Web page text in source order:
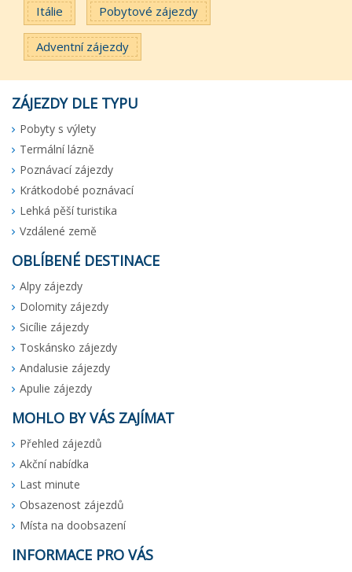
Itálie Pobytové zájezdy
Adventní zájezdy
ZÁJEZDY DLE TYPU
Pobyty s výlety
Termální lázně
Poznávací zájezdy
Krátkodobé poznávací
Lehká pěší turistika
Vzdálené země
OBLÍBENÉ DESTINACE
Alpy zájezdy
Dolomity zájezdy
Sicílie zájezdy
Toskánsko zájezdy
Andalusie zájezdy
Apulie zájezdy
MOHLO BY VÁS ZAJÍMAT
Přehled zájezdů
Akční nabídka
Last minute
Obsazenost zájezdů
Místa na doobsazení
INFORMACE PRO VÁS